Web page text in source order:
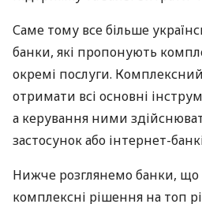
Саме тому все більше
банки, які пропонують
окремі послуги.
отримати всі основні
а керування ними
застосунок або інтернет-
Нижче розглянемо банки, що
комплексні рішення на топ